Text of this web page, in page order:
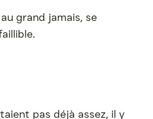
grand jamais, se
pas déjà assez, il y